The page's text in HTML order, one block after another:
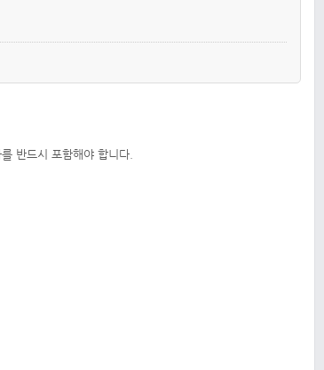
반드시 포함해야 합니다.